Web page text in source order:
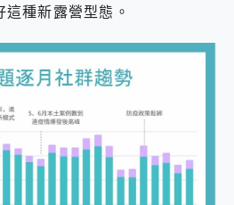
種新露營型態。